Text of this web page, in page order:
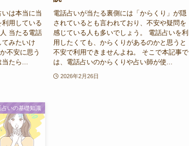
は本当に当
用している
当たる電話
みたいけ
不安に思う
たら...
電話占いが当たる裏側には「からくり」が隠
されているとも言われており、不安や疑問を
感じている人も多いでしょう。 電話占いを利
用したくても、からくりがあるのかと思うと
不安で利用できませんよね。 そこで本記事で
は、電話占いのからくりや占い師が使...
2026年2月26日
占いの基礎知識